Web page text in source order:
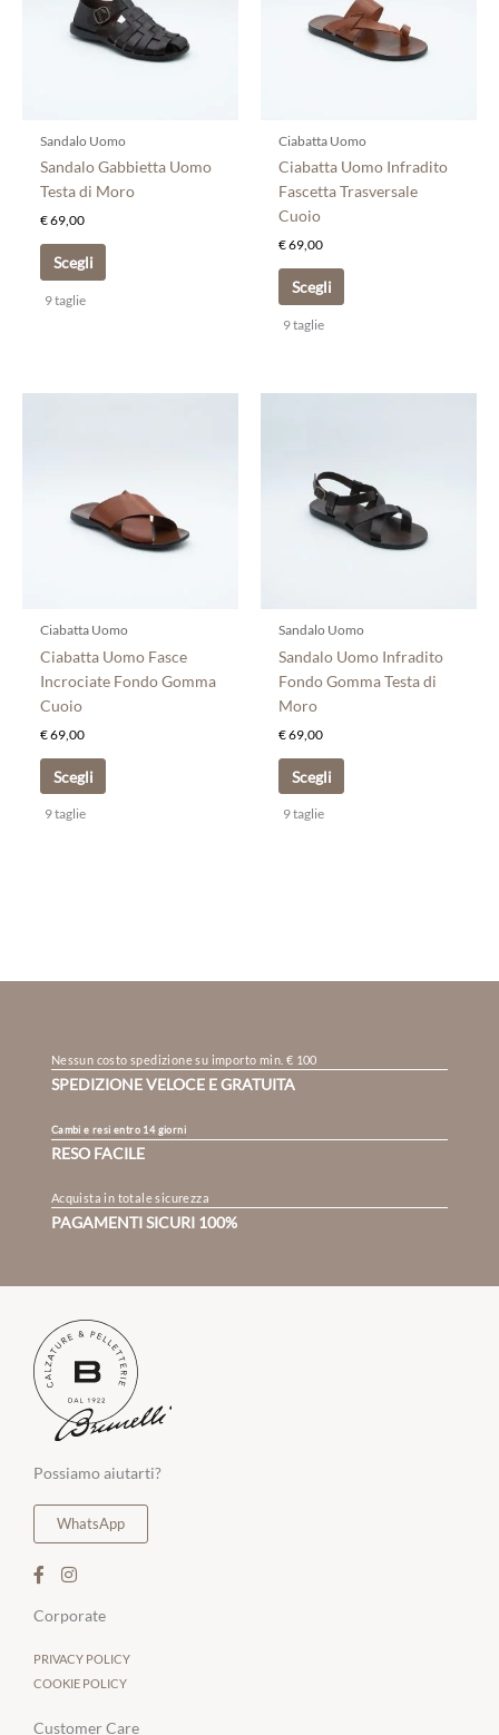
Sandalo Uomo
Sandalo Gabbietta Uomo
Testa di Moro
€69,00
Scegli
varianti.
Le
opzioni
scelte
nella
pagina
9 taglie
Ciabatta Uomo
Ciabatta Uomo Infradito
Fascetta Trasversale
Cuoio
€69,00
Scegli
varianti.
Le
opzioni
scelte
nella
pagina
9 taglie
Ciabatta Uomo
Ciabatta Uomo Fasce
Incrociate Fondo Gomma
Cuoio
€69,00
Scegli
varianti.
Le
opzioni
scelte
nella
pagina
9 taglie
Sandalo Uomo
Sandalo Uomo Infradito
Fondo Gomma Testa di
Moro
€69,00
Scegli
più
varianti.
Le
opzioni
scelte
nella
pagina
9 taglie
Nessun costo spedizione su importo min. € 100
SPEDIZIONE VELOCE E GRATUITA
Cambi e resi entro 14 giorni
RESO FACILE
Acquista in totale sicurezza
PAGAMENTI SICURI 100%
Possiamo aiutarti?
WhatsApp
Corporate
PRIVACY POLICY
COOKIE POLICY
Customer Care